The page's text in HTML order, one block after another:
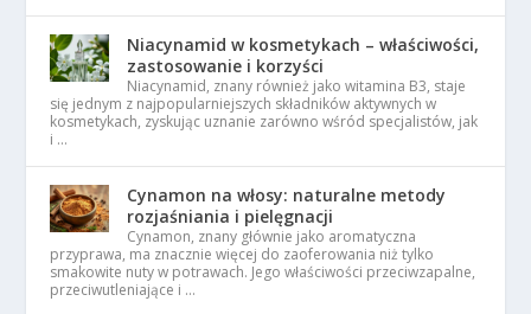
Niacynamid w kosmetykach – właściwości,
zastosowanie i korzyści
Niacynamid, znany również jako witamina B3, staje
się jednym z najpopularniejszych składników aktywnych w
kosmetykach, zyskując uznanie zarówno wśród specjalistów, jak
i …
Cynamon na włosy: naturalne metody
rozjaśniania i pielęgnacji
Cynamon, znany głównie jako aromatyczna
przyprawa, ma znacznie więcej do zaoferowania niż tylko
smakowite nuty w potrawach. Jego właściwości przeciwzapalne,
przeciwutleniające i …